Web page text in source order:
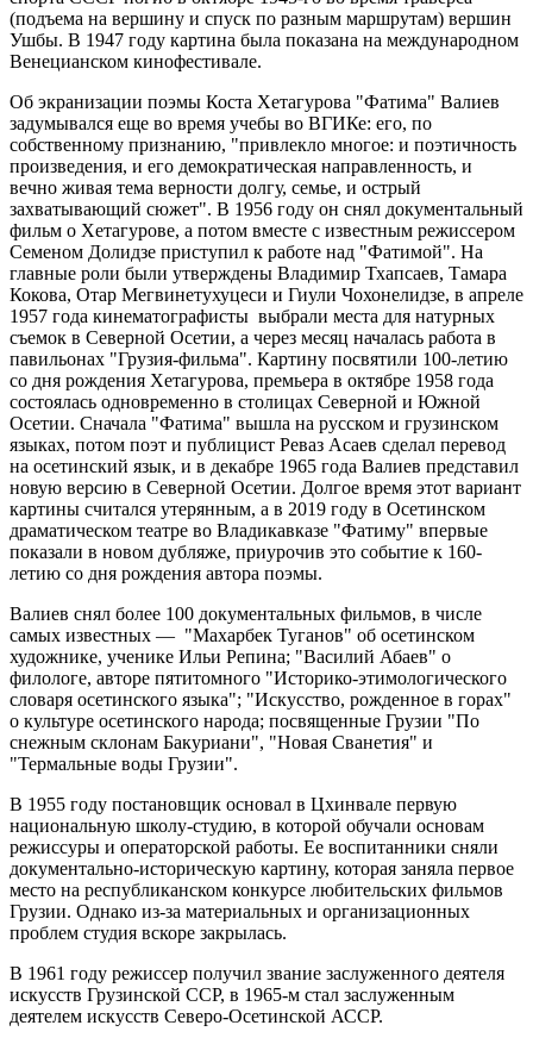
(подъема на вершину и спуск по разным маршрутам) вершин
Ушбы. В 1947 году картина была показана на международном
Венецианском кинофестивале.
Об экранизации поэмы Коста Хетагурова "Фатима" Валиев
задумывался еще во время учебы во ВГИКе: его, по
собственному признанию, "привлекло многое: и поэтичность
произведения, и его демократическая направленность, и
вечно живая тема верности долгу, семье, и острый
захватывающий сюжет". В 1956 году он снял документальный
фильм о Хетагурове, а потом вместе с известным режиссером
Семеном Долидзе приступил к работе над "Фатимой". На
главные роли были утверждены Владимир Тхапсаев, Тамара
Кокова, Отар Мегвинетухуцеси и Гиули Чохонелидзе, в апреле
1957 года кинематографисты выбрали места для натурных
съемок в Северной Осетии, а через месяц началась работа в
павильонах "Грузия-фильма". Картину посвятили 100-летию
со дня рождения Хетагурова, премьера в октябре 1958 года
состоялась одновременно в столицах Северной и Южной
Осетии. Сначала "Фатима" вышла на русском и грузинском
языках, потом поэт и публицист Реваз Асаев сделал перевод
на осетинский язык, и в декабре 1965 года Валиев представил
новую версию в Северной Осетии. Долгое время этот вариант
картины считался утерянным, а в 2019 году в Осетинском
драматическом театре во Владикавказе "Фатиму" впервые
показали в новом дубляже, приурочив это событие к 160-
летию со дня рождения автора поэмы.
Валиев снял более 100 документальных фильмов, в числе
самых известных — "Махарбек Туганов" об осетинском
художнике, ученике Ильи Репина; "Василий Абаев" о
филологе, авторе пятитомного "Историко-этимологического
словаря осетинского языка"; "Искусство, рожденное в горах"
о культуре осетинского народа; посвященные Грузии "По
снежным склонам Бакуриани", "Новая Сванетия" и
"Термальные воды Грузии".
В 1955 году постановщик основал в Цхинвале первую
национальную школу-студию, в которой обучали основам
режиссуры и операторской работы. Ее воспитанники сняли
документально-историческую картину, которая заняла первое
место на республиканском конкурсе любительских фильмов
Грузии. Однако из-за материальных и организационных
проблем студия вскоре закрылась.
В 1961 году режиссер получил звание заслуженного деятеля
искусств Грузинской ССР, в 1965-м стал заслуженным
деятелем искусств Северо-Осетинской АССР.